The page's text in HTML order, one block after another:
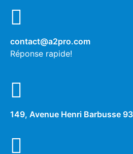
contact@a2pro.com
Réponse rapide!
149, Avenue Henri Barbusse